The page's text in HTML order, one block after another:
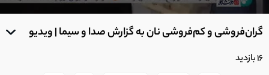
0
of گران‌فروشی و کم‌فروشی نان به گزارش صدا و سیما | ویدیو
16 بازدید